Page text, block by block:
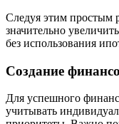
Следуя этим простым
значительно
без использования
Создание
Для успешного
учитывать